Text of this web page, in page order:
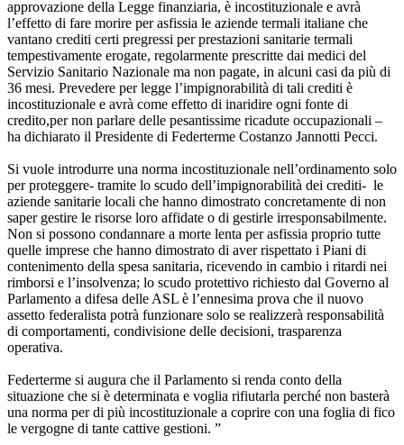
approvazione della Legge finanziaria, è incostituzionale e avrà
l’effetto di fare morire per asfissia le aziende termali italiane che
vantano crediti certi pregressi per prestazioni sanitarie termali
tempestivamente erogate, regolarmente prescritte dai medici del
Servizio Sanitario Nazionale ma non pagate, in alcuni casi da più di
36 mesi. Prevedere per legge l’impignorabilità di tali crediti è
incostituzionale e avrà come effetto di inaridire ogni fonte di
credito,per non parlare delle pesantissime ricadute occupazionali –
ha dichiarato il Presidente di Federterme Costanzo Jannotti Pecci.
Si vuole introdurre una norma incostituzionale nell’ordinamento solo
per proteggere- tramite lo scudo dell’impignorabilità dei crediti- le
aziende sanitarie locali che hanno dimostrato concretamente di non
saper gestire le risorse loro affidate o di gestirle irresponsabilmente.
Non si possono condannare a morte lenta per asfissia proprio tutte
quelle imprese che hanno dimostrato di aver rispettato i Piani di
contenimento della spesa sanitaria, ricevendo in cambio i ritardi nei
rimborsi e l’insolvenza; lo scudo protettivo richiesto dal Governo al
Parlamento a difesa delle ASL è l’ennesima prova che il nuovo
assetto federalista potrà funzionare solo se realizzerà responsabilità
di comportamenti, condivisione delle decisioni, trasparenza
operativa.
Federterme si augura che il Parlamento si renda conto della
situazione che si è determinata e voglia rifiutarla perché non basterà
una norma per di più incostituzionale a coprire con una foglia di fico
le vergogne di tante cattive gestioni. ”